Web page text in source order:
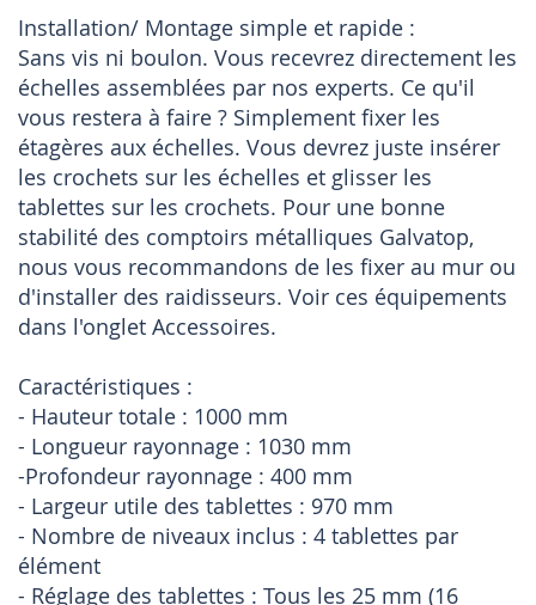
Installation/ Montage simple et rapide :
Sans vis ni boulon. Vous recevrez directement les
échelles assemblées par nos experts. Ce qu'il
vous restera à faire ? Simplement fixer les
étagères aux échelles. Vous devrez juste insérer
les crochets sur les échelles et glisser les
tablettes sur les crochets. Pour une bonne
stabilité des comptoirs métalliques Galvatop,
nous vous recommandons de les fixer au mur ou
d'installer des raidisseurs. Voir ces équipements
dans l'onglet Accessoires.
Caractéristiques :
- Hauteur totale : 1000 mm
- Longueur rayonnage : 1030 mm
-Profondeur rayonnage : 400 mm
- Largeur utile des tablettes : 970 mm
- Nombre de niveaux inclus : 4 tablettes par
élément
- Réglage des tablettes : Tous les 25 mm (16